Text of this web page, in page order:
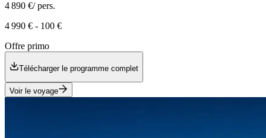
4 890 €/ pers.
4 990 € - 100 €
Offre primo
Télécharger le programme complet
Voir le voyage